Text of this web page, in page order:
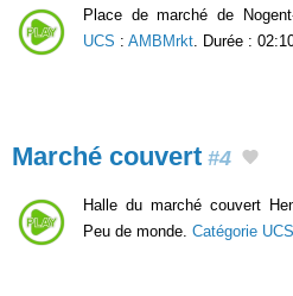
Place de marché de
UCS : AMBMrkt. Durée :
Marché couvert #4
Halle du marché couvert
Peu de monde. Catégorie UCS